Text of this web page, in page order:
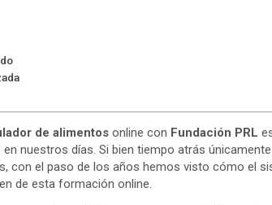
de alimentos online con Fundación PRL
nuestros días. Si bien tiempo atrás
con el paso de los años hemos visto cómo el
de esta formación online.